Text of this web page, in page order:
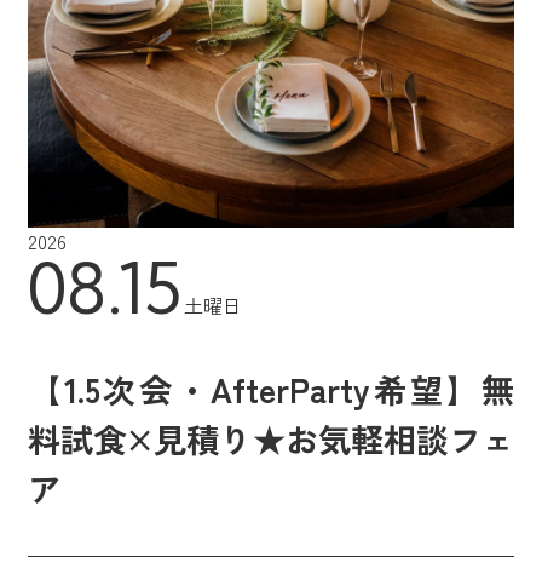
2026
08.15土曜日
【1.5次会・AfterParty希望】無
料試食×見積り★お気軽相談フェ
ア